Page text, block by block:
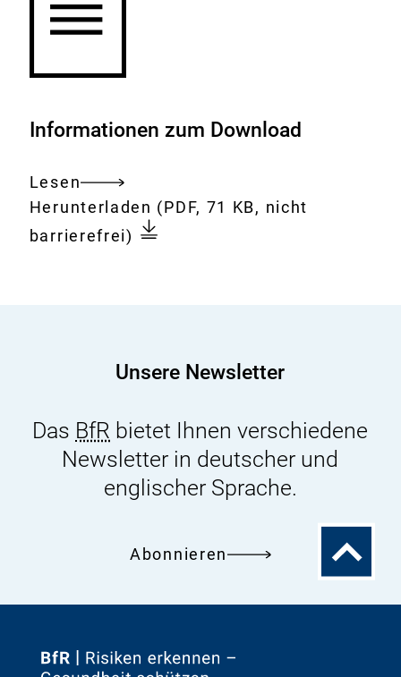
Informationen zum Download
Lesen
Gesamtes
Dokument
Download:
Herunterladen Zeolithhaltige
Waschmittel:
(PDF, 71 KB, nicht
barrierefrei)
Unsere Newsletter
Das BfR bietet Ihnen verschiedene
Newsletter in deutscher und
englischer Sprache.
Abonnieren
Zum
Zur